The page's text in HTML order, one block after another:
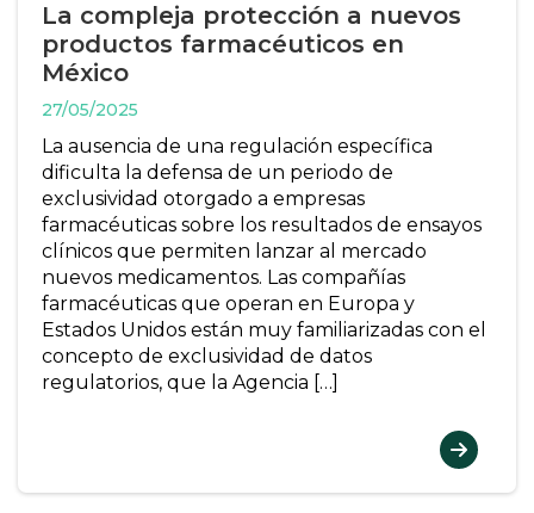
La compleja protección a nuevos
productos farmacéuticos en
México
27/05/2025
La ausencia de una regulación específica
dificulta la defensa de un periodo de
exclusividad otorgado a empresas
farmacéuticas sobre los resultados de ensayos
clínicos que permiten lanzar al mercado
nuevos medicamentos. Las compañías
farmacéuticas que operan en Europa y
Estados Unidos están muy familiarizadas con el
concepto de exclusividad de datos
regulatorios, que la Agencia […]